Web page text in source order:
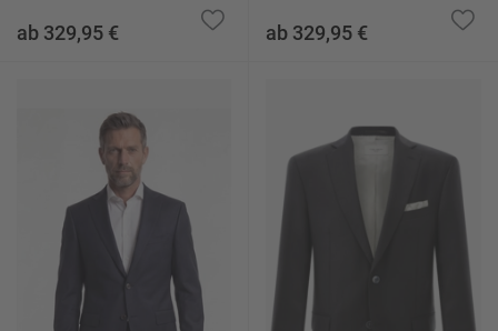
ab 329,95 € ab 329,95 €